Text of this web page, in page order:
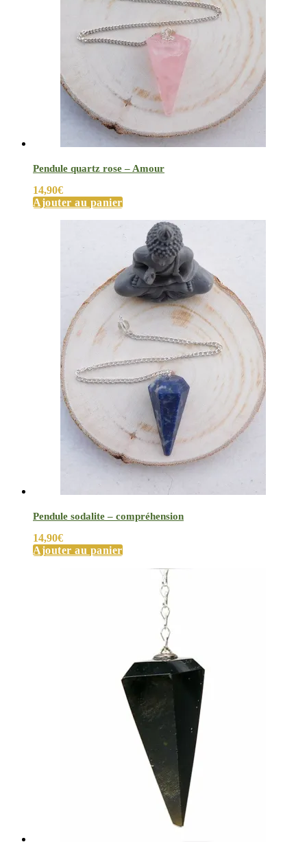
Pendule quartz rose – Amour
14,90€
Ajouter au panier
Pendule sodalite – compréhension
14,90€
Ajouter au panier